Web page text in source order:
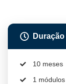
10 meses
1 módulos